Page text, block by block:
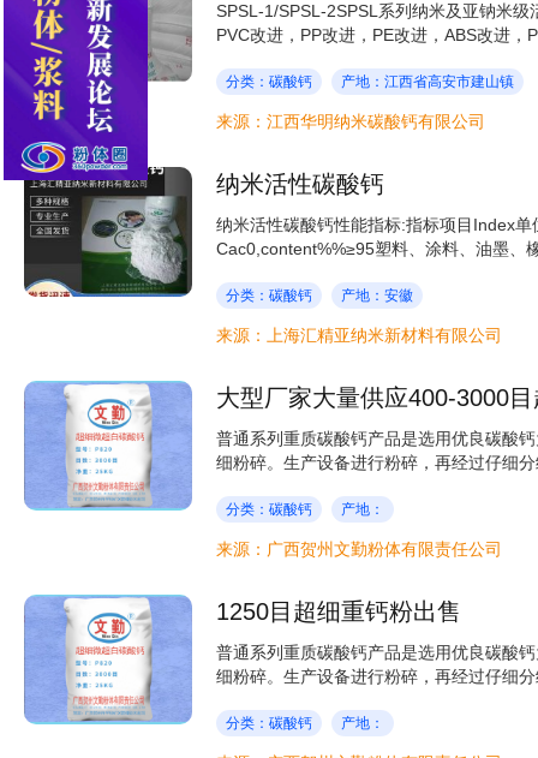
SPSL-1/SPSL-2SPSL系列纳米及亚钠米
PVC改进，PP改进，PE改进，ABS改进，
分类：碳酸钙 产地：江西省高安市建山镇
来源：江西华明纳米碳酸钙有限公司
纳米活性碳酸钙
纳米活性碳酸钙性能指标:指标项目Index
Cac0,content%%≥95塑料、涂料、油墨、
分类：碳酸钙 产地：安徽
来源：上海汇精亚纳米新材料有限公司
大型厂家大量供应400-3000
普通系列重质碳酸钙产品是选用优良碳酸
细粉碎。生产设备进行粉碎，再经过仔细
分类：碳酸钙 产地：
来源：广西贺州文勤粉体有限责任公司
1250目超细重钙粉出售
普通系列重质碳酸钙产品是选用优良碳酸
细粉碎。生产设备进行粉碎，再经过仔细
分类：碳酸钙 产地：